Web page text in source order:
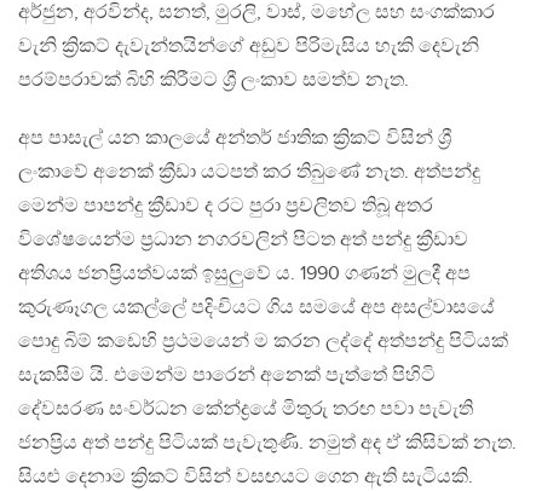
අර්ජුන, අරවින්ද, සනත්, මුරලි, වාස්, මහේල සහ සංගක්කාර
වැනි ක්‍රිකට් දැවැන්තයින්ගේ අඩුව පිරිමැසිය හැකි දෙවැනි
පරම්පරාවක් බිහි කිරීමට ශ්‍රී ලංකාව සමත්ව නැත.
අප පාසැල් යන කාලයේ අන්තර් ජාතික ක්‍රිකට් විසින් ශ්‍රී
ලංකාවේ අනෙක් ක්‍රීඩා යටපත් කර තිබුණේ නැත. අත්පන්දු
මෙන්ම පාපන්දු ක්‍රීඩාව ද රට පුරා ප්‍රචලිතව තිබූ අතර
විශේෂයෙන්ම ප්‍රධාන නගරවලින් පිටත අත් පන්දු ක්‍රීඩාව
අතිශය ජනප්‍රියත්වයක් ඉසුලුවේ ය. 1990 ගණන් මුලදී අප
කුරුණෑගල යකල්ලේ පදිංචියට ගිය සමයේ අප අසල්වාසයේ
පොදු බිම් කඩෙහි ප්‍රථමයෙන් ම කරන ලද්දේ අත්පන්දු පිටියක්
සැකසීම යි. එමෙන්ම පාරෙන් අනෙක් පැත්තේ පිහිටි
දේවසරණ සංවර්ධන කේන්ද්‍රයේ මිතුරු තරඟ පවා පැවැති
ජනප්‍රිය අත් පන්දු පිටියක් පැවැතුණි. නමුත් අද ඒ කිසිවක් නැත.
සියළු දෙනාම ක්‍රිකට් විසින් වසඟයට ගෙන ඇති සැටියකි.